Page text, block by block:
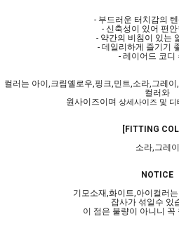
- 부드러운 터치감의
- 신축성이 있어 편
- 약간의 비침이 있는
- 데일리하게 즐기기
- 레이어드 코디
컬러는 아이,크림옐로우,핑크,민트,소라,그레
컬러와
원사이즈이며 상세사이즈 및
[FITTING
소라,그레이
NOTICE
기모소재,화이트,아이컬러
잡사가 섞일수 있
이 점은 불량이 아니니 꼭